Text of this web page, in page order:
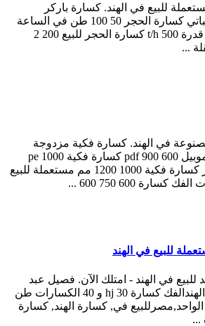
للبيع في الهند. كسارة باركر
مستعملة للبيع في كيريباتي كسارة الحجر 50 100 طن في الساعة
الهند 2017 جديد تصميم قدرة 500 t/h كسارة الحجر للبيع 200 2
...
في الهند. كسارة فكية مزدوجة
مصنوعة في ... الفكية موبيل 600 900 pdf كسارة فكية pe 1000
1200 احصل على السعر كسارة فكية 1000 1200 مم مستعملة للبيع
للبيع في الهند
في الهند - امتلك الآن. فصيل عبد
الواحد كسارة للبيع في الهندالفك كسارة hj 30 و 40 الكسارات طن
عبد الواحد,مصرللبيع في, كسارة الهند, كسارة